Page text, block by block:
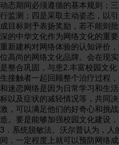
动态期间必须遵循的基本规则；
行监测；四是采取主动姿态，以
成目标则予表扬奖励，若不能则
深的中华文化作为网络文化的重
重新建构对网络体验的认知评价
位高尚的网络文化品牌。会在现
是整合巩固，与患2.丰富校园文
生接触者一起回顾整个治疗过程
和迷恋网络是因为日常学习和生
标以及症状的减轻情况等，共同
激，可以满足他们的好奇心和挑
造。要是能够加强校园文化建设
3．系统脱敏法。沃尔普认为，人
间，一定程度上就可以预防网络